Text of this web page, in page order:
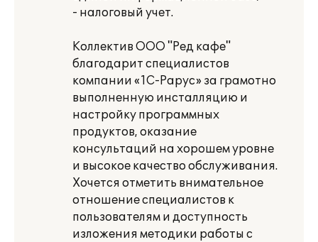
- налоговый учет.
Коллектив ООО "Ред кафе"
благодарит специалистов
компании «1С-Рарус» за грамотно
выполненную инсталляцию и
настройку программных
продуктов, оказание
консультаций на хорошем уровне
и высокое качество обслуживания.
Хочется отметить внимательное
отношение специалистов к
пользователям и доступность
изложения методики работы с